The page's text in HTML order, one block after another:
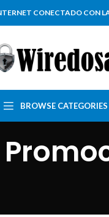
CONECTADO CON
BROWSE CATEGORIES